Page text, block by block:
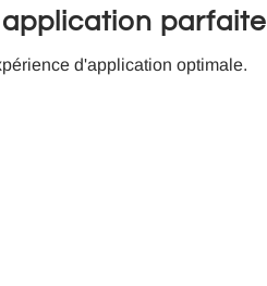
parfaite
d'application optimale.